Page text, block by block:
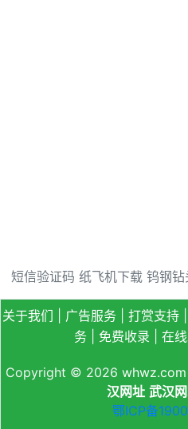
短信验证码 纸飞机下载 钨钢钻
关于我们 广告服务| 打赏支持|
务| 免费收录 在
Copyright © 2026 whwz.com
汉网址 武汉
鄂ICP备